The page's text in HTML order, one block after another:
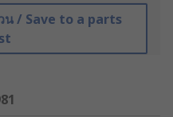
น / Save to a parts